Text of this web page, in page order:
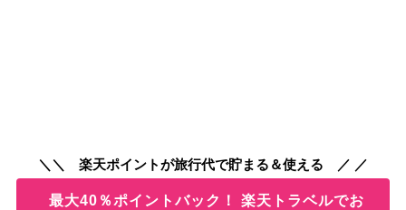
＼＼ 楽天ポイントが旅行代で貯まる＆使える ／ ／
最大40％ポイントバック！ 楽天トラベルでお